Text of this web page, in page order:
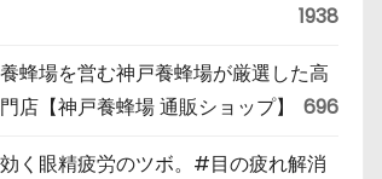
1938
蜂場を営む神戸養蜂場が厳選した高
店【神戸養蜂場 通販ショップ】
696
く眼精疲労のツボ。#目の疲れ解消